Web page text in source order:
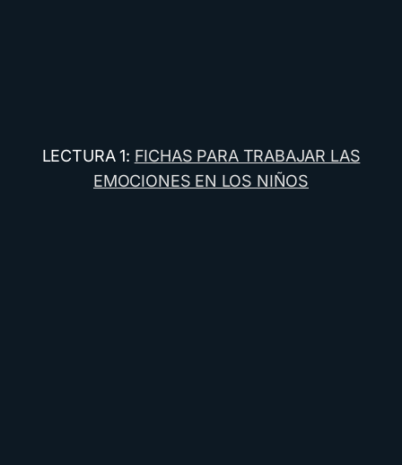
LECTURA 1: FICHAS PARA TRABAJAR LAS
EMOCIONES EN LOS NIÑOS